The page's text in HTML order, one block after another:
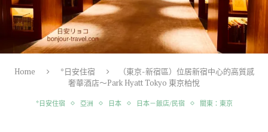
Home *日安住宿
（東京-新宿區）位居新宿中心的高質感
奢華酒店～Park Hyatt Tokyo 東京柏悅
*日安住宿 亞洲 日本 日本－飯店/民宿 關東：東京